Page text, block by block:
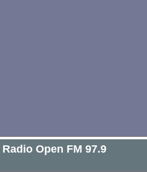
Open FM 97.9